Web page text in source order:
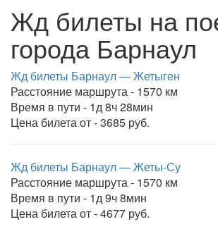
Жд билеты на
города Барнаул
Жд билеты Барнаул — Жетыген
Расстояние маршрута - 1570 км
Время в пути - 1д 8ч 28мин
Цена билета от - 3685 руб.
Жд билеты Барнаул — Жеты-Су
Расстояние маршрута - 1570 км
Время в пути - 1д 9ч 8мин
Цена билета от - 4677 руб.